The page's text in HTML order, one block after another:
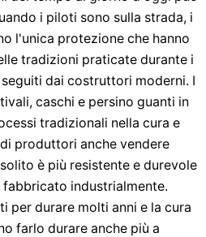
i piloti sono sulla strada, i
l'unica protezione che hanno
tradizioni praticate durante i
dai costruttori moderni. I
caschi e persino guanti in
tradizionali nella cura e
produttori anche vendere
è più resistente e durevole
industrialmente.
per durare molti anni e la cura
farlo durare anche più a